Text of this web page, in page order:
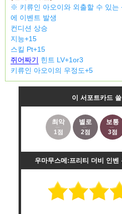
※ 키류인 아오이와 외출할 수 있는
에 이벤트 발생
컨디션 상승
지능+15
스킬 Pt+15
쥐어짜기 힌트 LV+1or3
키류인 아오이의 우정도+5
이 서포트카드
최악
1점
별로
2점
보통
3점
우마무스메:프리티 더비 인벤